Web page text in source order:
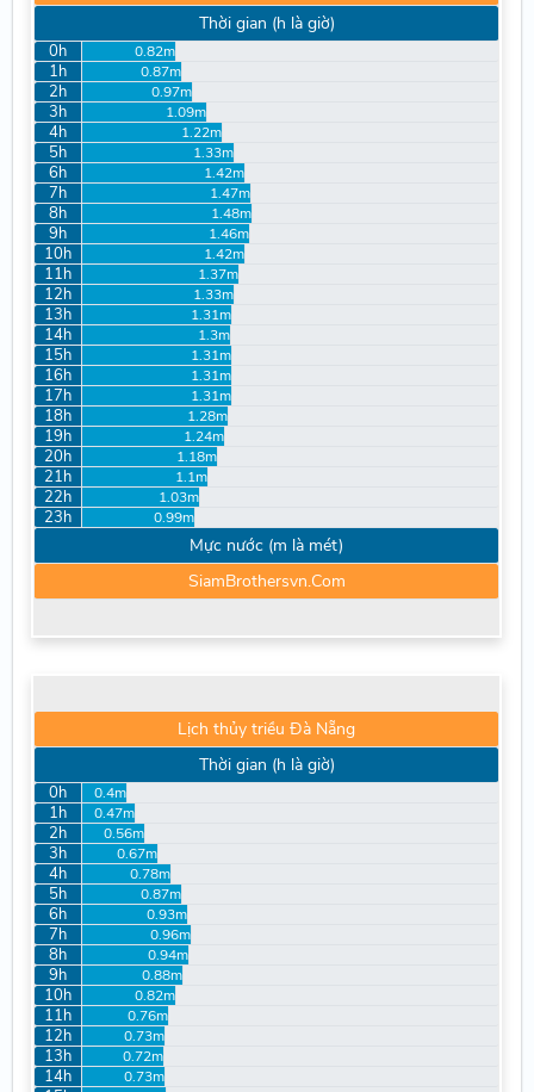
Thời gian (h là giờ)
0h 0.82m
1h 0.87m
2h 0.97m
3h 1.09m
4h 1.22m
5h 1.33m
6h 1.42m
7h 1.47m
8h 1.48m
9h 1.46m
10h 1.42m
11h 1.37m
12h 1.33m
13h 1.31m
14h 1.3m
15h 1.31m
16h 1.31m
17h 1.31m
18h 1.28m
19h 1.24m
20h 1.18m
21h 1.1m
22h 1.03m
23h 0.99m
Mực nước (m là mét)
SiamBrothersvn.Com
Lịch thủy triều Đà Nẵng
Thời gian (h là giờ)
0h 0.4m
1h 0.47m
2h 0.56m
3h 0.67m
4h 0.78m
5h 0.87m
6h 0.93m
7h 0.96m
8h 0.94m
9h 0.88m
10h 0.82m
11h 0.76m
12h 0.73m
13h 0.72m
14h 0.73m